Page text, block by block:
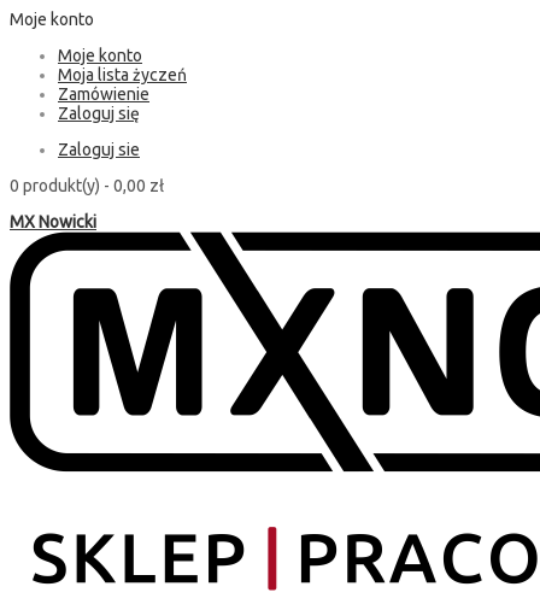
Moje konto
Moje konto
Moja lista życzeń
Zamówienie
Zaloguj się
Zaloguj sie
0 produkt(y) - 0,00 zł
MX Nowicki